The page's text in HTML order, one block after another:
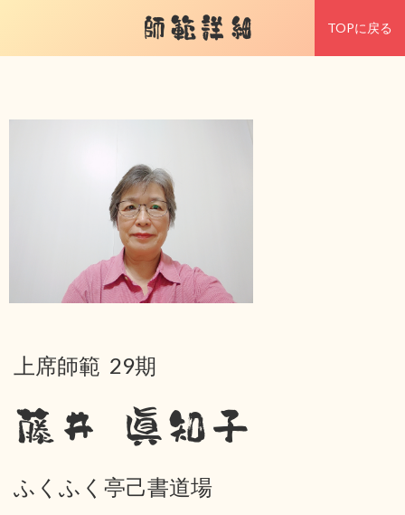
師範詳細 TOPに戻る
上席師範 29期
藤井 眞知子
ふくふく亭己書道場